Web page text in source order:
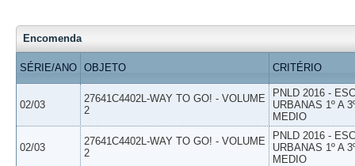
Encomenda
SÉRIE/ANO OBJETO CRITÉRIO
02/03
27641C4402L-WAY TO GO! - VOLUME
2
PNLD 2016 -
URBANAS 1º A
MEDIO
02/03
27641C4402L-WAY TO GO! - VOLUME
2
PNLD 2016 -
URBANAS 1º A
MEDIO